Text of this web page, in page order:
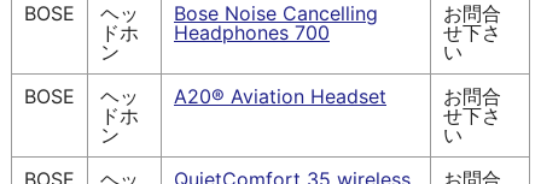
BOSE
ヘッ
ドホ
ン
Bose Noise Cancelling
Headphones 700
お問合
せ下さ
い
BOSE
ヘッ
ドホ
ン
A20® Aviation Headset
お問合
せ下さ
い